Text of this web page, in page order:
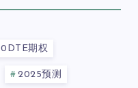
0DTE期权
2025预测